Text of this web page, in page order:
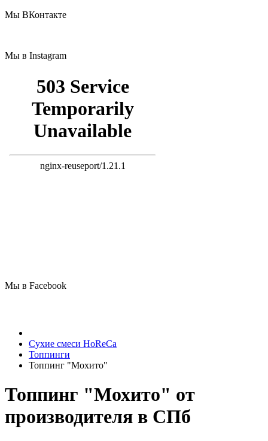
Мы ВКонтакте
Мы в Instagram
Мы в Facebook
Сухие смеси HoReCa
Топпинги
Топпинг "Мохито"
Топпинг "Мохито" от
производителя в СПб